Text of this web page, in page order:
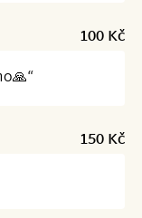
100 Kč
150 Kč